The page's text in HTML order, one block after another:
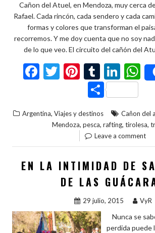
Cañon del Atuel, en Mendoza, muy cerca
Rafael. Cada rincón, cada sendero y cada
formas y colores que transforman el
recorremos. Y me doy cuenta que no soy
de lo que veo. El circuito del cañón del
F
b
o
k
T
er
Pi
nt
er
es
t
T
u
m
bl
r
Li
n
ke
dI
n
s
A
p
p
C
o
m
p
ti
r
Argentina, Viajes y destinos Cañon del
Mendoza, pesca, rafting, tirolesa,
Leave a comment
EN LA INTIMIDAD DE
DE LAS
29 julio, 2015 VyR
Nunca se
perdida puede